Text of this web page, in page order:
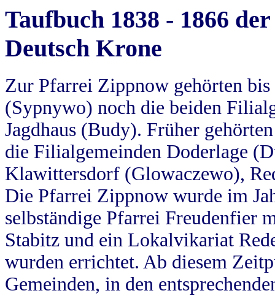
Taufbuch 1838 - 1866
Deutsch Krone
Zur Pfarrei Zippnow gehörten
(Sypnywo) noch die beiden
Jagdhaus (Budy). Früher
die Filialgemeinden Doderlage
Klawittersdorf (Glowaczewo),
Die Pfarrei Zippnow wurde im
selbständige Pfarrei Freudenfier
Stabitz und ein Lokalvikariat
wurden errichtet. Ab diesem
Gemeinden, in den